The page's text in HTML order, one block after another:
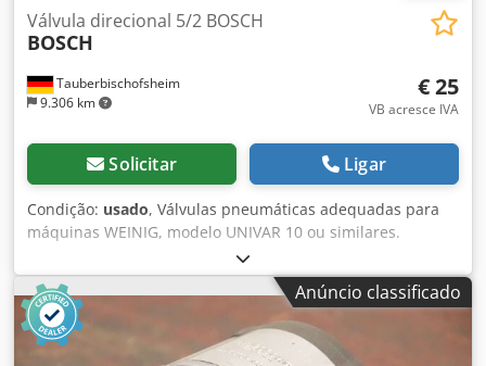
Tauberbischofsheim
9.306 km
Válvula direcional 5/2 BOSCH
BOSCH
€ 25
VB acresce IVA
Solicitar Ligar
Condição: usado, Válvulas pneumáticas adequadas para
máquinas WEINIG, modelo UNIVAR 10 ou similares.
Ativação em série em ambos os lados ou com retorno por
mola. Cedozrxlajpfx Aiyerf Dados técnicos: - Quantidade:
27
Anúncio classificado